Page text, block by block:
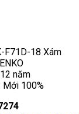
F71D-18 Xám
năm
Mới 100%